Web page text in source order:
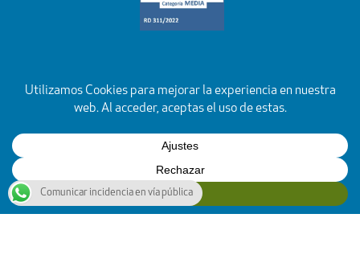
Comunicar incidencia en vía pública